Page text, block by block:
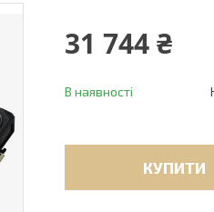
31 744 ₴
В наявності
КУПИТИ